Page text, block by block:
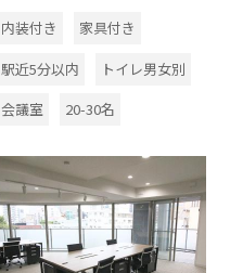
内装付き
家具付き
駅近5分以内
トイレ男女別
会議室
20-30名